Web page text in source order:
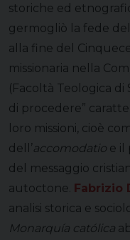
storiche ed
germogliò la fede
alla fine del
missionaria nella
(Facoltà Teologica di
di procedere”
loro missioni, cioè
dell’accomodatio e il
del messaggio
autoctone. Fabrizio
analisi storica e
Monarquía católica